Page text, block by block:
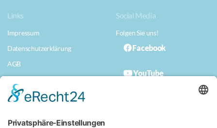
Links
Impressum
Datenschutzerklärung
AGB
Musterwiderrufserklärung
Social Media
Folgen Sie uns!
Facebook
YouTube